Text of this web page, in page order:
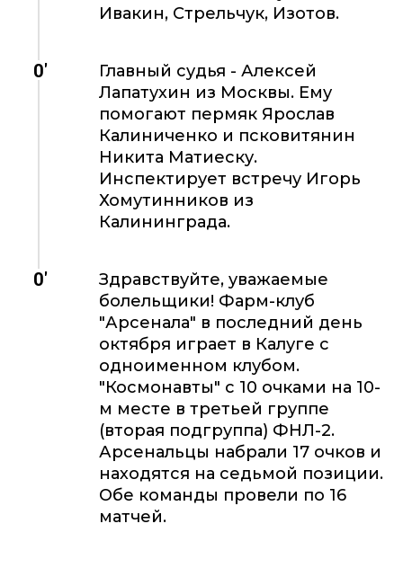
Ивакин, Стрельчук, Изотов.
0'
Главный судья - Алексей
Лапатухин из Москвы. Ему
помогают пермяк Ярослав
Калиниченко и псковитянин
Никита Матиеску.
Инспектирует встречу Игорь
Хомутинников из
Калининграда.
0'
Здравствуйте, уважаемые
болельщики! Фарм-клуб
"Арсенала" в последний день
октября играет в Калуге с
одноименном клубом.
"Космонавты" с 10 очками на 10-
м месте в третьей группе
(вторая подгруппа) ФНЛ-2.
Арсенальцы набрали 17 очков и
находятся на седьмой позиции.
Обе команды провели по 16
матчей.